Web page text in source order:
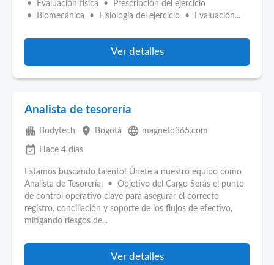
• Evaluación física • Prescripción del ejercicio
• Biomecánica • Fisiología del ejercicio • Evaluación...
Ver detalles
Analista de tesorería
apartment Bodytech place Bogotá language magneto365.com
event_available Hace 4 días
Estamos buscando talento! Únete a nuestro equipo como
Analista de Tesorería. • Objetivo del Cargo Serás el punto
de control operativo clave para asegurar el correcto
registro, conciliación y soporte de los flujos de efectivo,
mitigando riesgos de...
Ver detalles